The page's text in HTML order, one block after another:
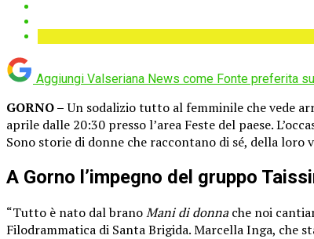
Aggiungi Valseriana News come Fonte preferita
GORNO –Un sodalizio tutto al femminile che vede
aprile dalle 20:30 presso l’area Feste del paese.
Sono storie di donne che raccontano di sé, della loro
A Gorno l’impegno del gruppo
“Tutto è nato dal branoMani di donnache noi
Filodrammatica di Santa Brigida. Marcella Inga, che